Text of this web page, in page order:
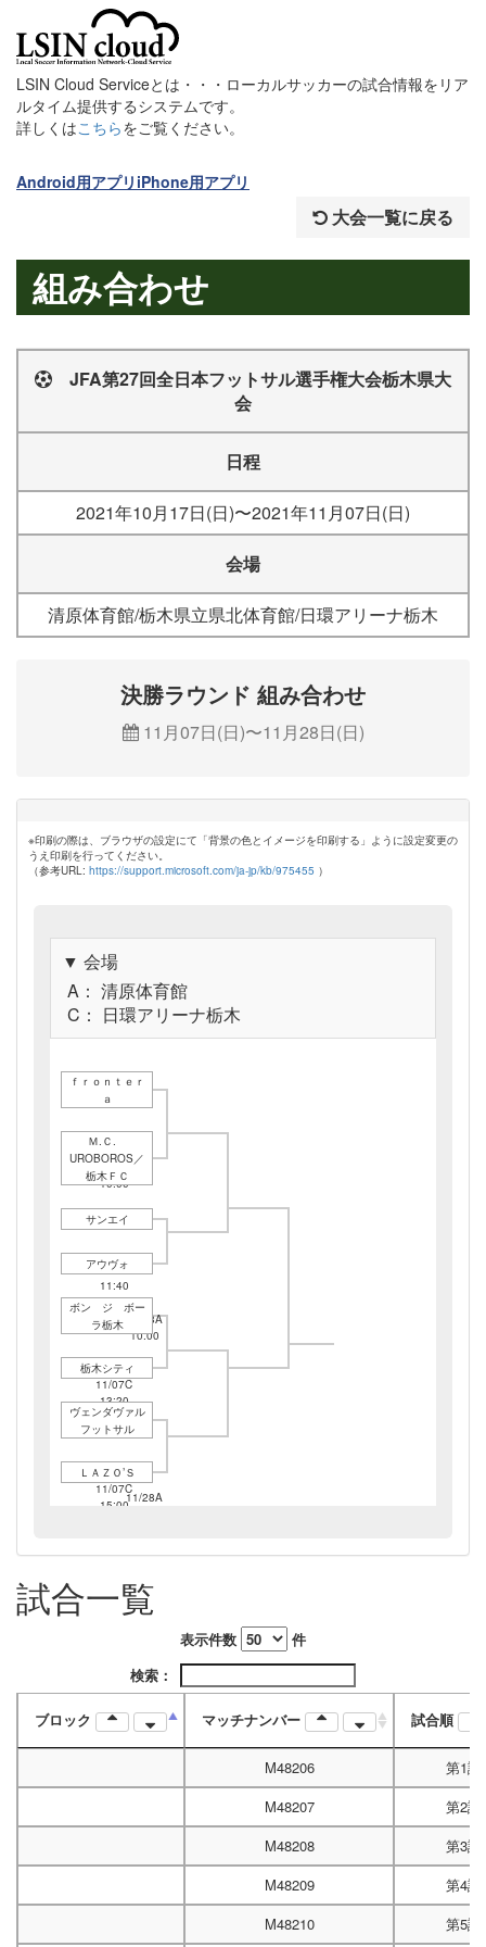
LSIN Cloud Serviceとは・・・ローカルサッカーの試合情報をリア
ルタイム提供するシステムです。
詳しくはこちらをご覧ください。
Android用アプリ iPhone用アプリ
大会一覧に戻る
組み合わせ
JFA第27回全日本フットサル選手権大会栃木県大
会
日程
2021年10月17日(日)〜2021年11月07日(日)
会場
清原体育館/栃木県立県北体育館/日環アリーナ栃木
決勝ラウンド 組み合わせ
11月07日(日)〜11月28日(日)
※印刷の際は、ブラウザの設定にて「背景の色とイメージを印刷する」ように設定変更の
うえ印刷を行ってください。
（参考URL: https://support.microsoft.com/ja-jp/kb/975455 ）
▼ 会場
A： 清原体育館
C： 日環アリーナ栃木
ｆｒｏｎｔｅｒ
ａ
11/07C
10:00
Ｍ.Ｃ.
UROBOROS／
栃木ＦＣ
11/28A
10:00
サンエイ
11/07C
11:40
アウヴォ
ボン ジ ボー
ラ栃木
11/07C
13:20
栃木シティ
11/28A
ヴェンダヴァル
フットサル
11/07C
15:00
ＬＡＺＯ’Ｓ
試合一覧
表示件数
件
検索：
ブロック マッチナンバー 試合順
M48206
第1試
M48207
第2試
M48208
第3試
M48209
第4試
M48210
第5試